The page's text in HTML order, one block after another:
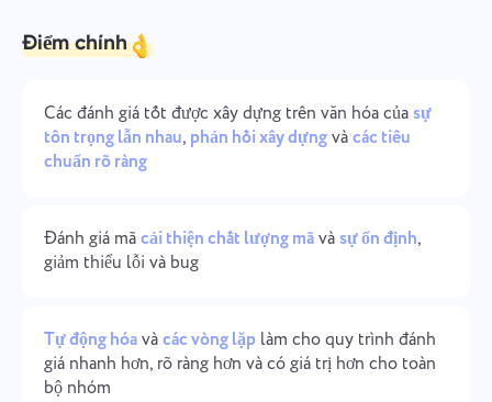
Kiswahili
ไทย
Điểm chính
Các đánh giá tốt được xây dựng trên văn hóa của sự
tôn trọng lẫn nhau, phản hồi xây dựngvàcác tiêu
chuẩn rõ ràng
Đánh giá mãcải thiện chất lượng mãvà sự ổn định,
giảm thiểu lỗi và bug
Tự động hóavàcác vòng lặp làm cho quy trình đánh
giá nhanh hơn, rõ ràng hơn và có giá trị hơn cho toàn
bộ nhóm
Quản lý nhiệm vụ trên bảng Kanban, lọc nhiệm vụ và mở
rộng bảng của bạn.
Quản lý dự án
Quản lý thông tin dự án (trạng thái/thẻ) và hoạt động
Quản lý công ty